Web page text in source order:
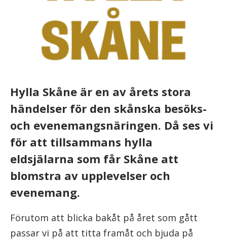
Hylla Skåne är en av årets stora
händelser för den skånska besöks-
och evenemangsnäringen. Då ses vi
för att tillsammans hylla
eldsjälarna som får Skåne att
blomstra av upplevelser och
evenemang.
Förutom att blicka bakåt på året som gått
passar vi på att titta framåt och bjuda på